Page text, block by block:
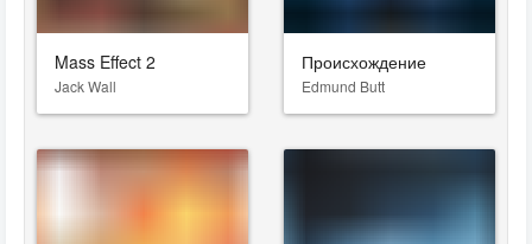
Mass Effect 2
Jack Wall
Происхождение
Edmund Butt